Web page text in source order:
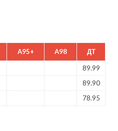
A95+ A98 ДТ
89.99
89.90
78.95